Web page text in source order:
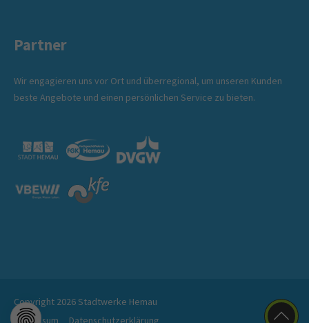
Partner
Wir engagieren uns vor Ort und überregional, um unseren Kunden
beste Angebote und einen persönlichen Service zu bieten.
Copyright 2026 Stadtwerke Hemau
Impressum
Datenschutzerklärung